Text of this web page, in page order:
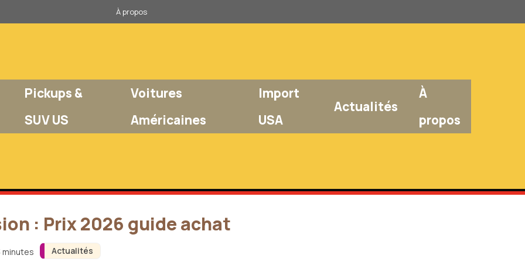
À propos
Pickups &
SUV US
Voitures
Américaines
Import
USA
Actualités
À
propos
Actualités
: Prix 2026 guide achat
minutes